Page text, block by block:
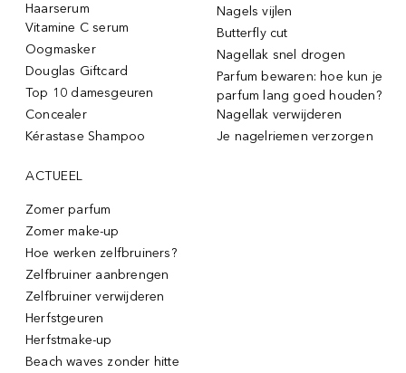
Haarserum
Vitamine C serum
Oogmasker
Douglas Giftcard
Top 10 damesgeuren
Concealer
Kérastase Shampoo
Nagels vijlen
Butterfly cut
Nagellak snel drogen
Parfum bewaren: hoe kun je
parfum lang goed houden?
Nagellak verwijderen
Je nagelriemen verzorgen
ACTUEEL
Zomer parfum
Zomer make-up
Hoe werken zelfbruiners?
Zelfbruiner aanbrengen
Zelfbruiner verwijderen
Herfstgeuren
Herfstmake-up
Beach waves zonder hitte